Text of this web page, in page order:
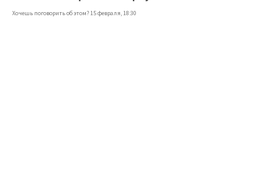
Хочешь поговорить об этом? 15 февраля, 18:30